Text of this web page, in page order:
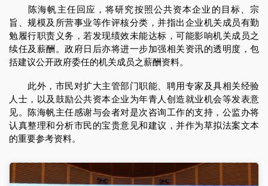
陈海帆主任回应，将研究按照公共资本企业的目标、宗
旨、规模及所营事业等作评核分类，并指出企业机关成员有勤
勉履行职责义务，若发现绩效未能达标，可能影响机关成员之
续任及薪酬。政府日后亦将进一步加强相关资讯的透明度，包
括建议公开政府委任的机关成员之薪酬资料。
此外，市民对扩大主管部门职能、聘用专家及具相关经验
人士，以及鼓励公共资本企业为年青人创造就业机会等发表意
见。陈海帆主任感谢与会者对是次咨询工作的支持，公监办将
认真整理和分析市民的宝贵意见和建议，并作为草拟法案文本
的重要参考资料。